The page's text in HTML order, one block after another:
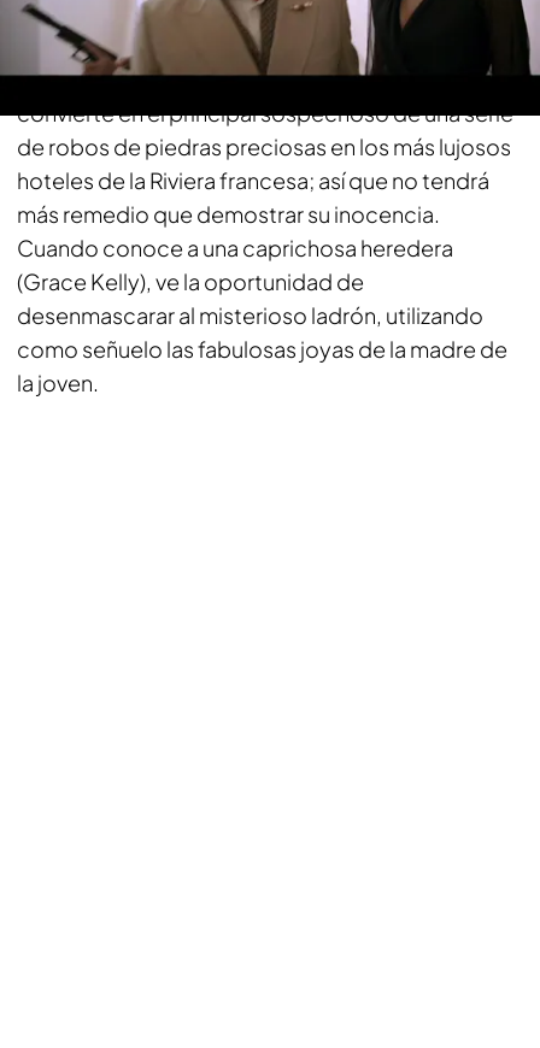
A pesar de que John Robie "El Gato" (Cary Grant)
ha abandonado su oficio de ladrón de joyas, se
convierte en el principal sospechoso de una serie
de robos de piedras preciosas en los más lujosos
hoteles de la Riviera francesa; así que no tendrá
más remedio que demostrar su inocencia.
Cuando conoce a una caprichosa heredera
(Grace Kelly), ve la oportunidad de
desenmascarar al misterioso ladrón, utilizando
como señuelo las fabulosas joyas de la madre de
la joven.